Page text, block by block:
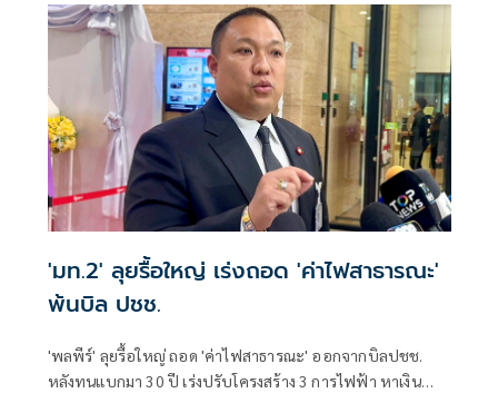
'มท.2' ลุยรื้อใหญ่ เร่งถอด 'ค่าไฟสาธารณะ'
พ้นบิล ปชช.
'พลพีร์' ลุยรื้อใหญ่ ถอด 'ค่าไฟสาธารณะ' ออกจากบิลปชช.
หลังทนแบกมา 30 ปี เร่งปรับโครงสร้าง 3 การไฟฟ้า หาเงิน